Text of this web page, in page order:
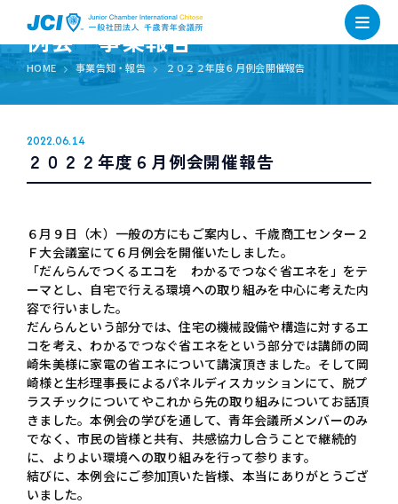
例会・事業報告
HOME 事業告知・報告 ２０２２年度６月例会開催報告
2022.06.14
２０２２年度６月例会開催報告
６月９日（木）一般の方にもご案内し、千歳商工センター２
Ｆ大会議室にて６月例会を開催いたしました。
「だんらんでつくるエコを わかるでつなぐ省エネを」をテ
ーマとし、自宅で行える環境への取り組みを中心に考えた内
容で行いました。
だんらんという部分では、住宅の機械設備や構造に対するエ
コを考え、わかるでつなぐ省エネをという部分では講師の岡
崎朱美様に家電の省エネについて講演頂きました。そして岡
崎様と生杉理事長によるパネルディスカッションにて、脱プ
ラスチックについてやこれから先の取り組みについてお話頂
きました。本例会の学びを通して、青年会議所メンバーのみ
でなく、市民の皆様と共有、共感協力し合うことで継続的
に、よりよい環境への取り組みを行って参ります。
結びに、本例会にご参加頂いた皆様、本当にありがとうござ
いました。